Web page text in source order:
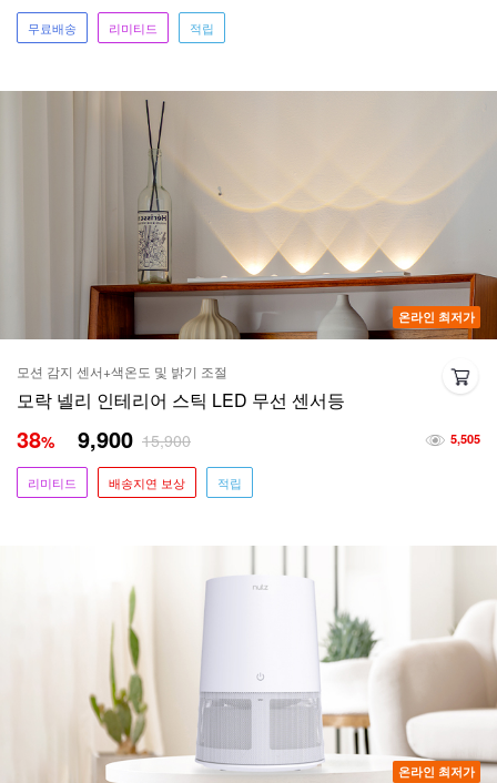
무료배송 리미티드 적립
온라인 최저가
모션 감지 센서+색온도 및 밝기 조절
모락 넬리 인테리어 스틱 LED 무선 센서등
5,505
38% 9,900 15,900
리미티드 배송지연 보상 적립
온라인 최저가